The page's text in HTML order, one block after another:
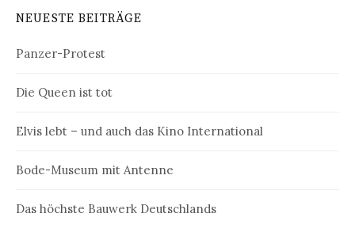
NEUESTE BEITRÄGE
Panzer-Protest
Die Queen ist tot
Elvis lebt – und auch das Kino International
Bode-Museum mit Antenne
Das höchste Bauwerk Deutschlands